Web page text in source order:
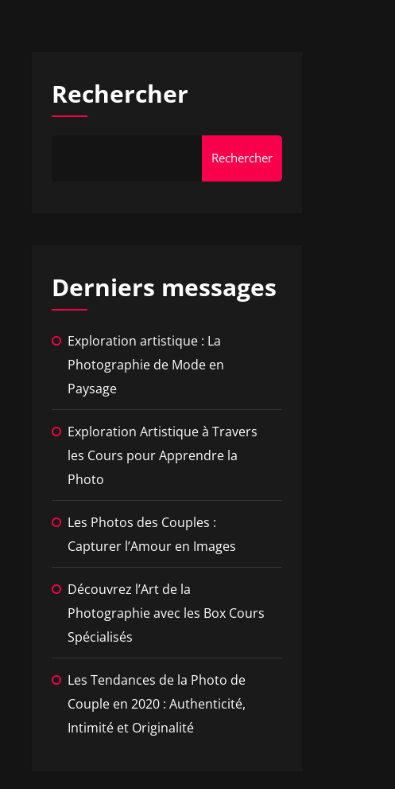
Rechercher
Rechercher
Derniers messages
Exploration artistique : La
Photographie de Mode en
Paysage
Exploration Artistique à Travers
les Cours pour Apprendre la
Photo
Les Photos des Couples :
Capturer l’Amour en Images
Découvrez l’Art de la
Photographie avec les Box Cours
Spécialisés
Les Tendances de la Photo de
Couple en 2020 : Authenticité,
Intimité et Originalité